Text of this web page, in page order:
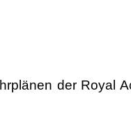
der Royal